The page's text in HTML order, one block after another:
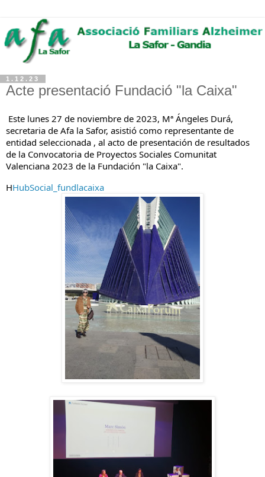
1.12.23
Acte presentació Fundació "la Caixa"
Este lunes 27 de noviembre de 2023, Mª Ángeles Durá,
secretaria de Afa la Safor, asistió como representante de
entidad seleccionada , al acto de presentación de resultados
de la Convocatoria de Proyectos Sociales Comunitat
Valenciana 2023 de la Fundación "la Caixa".
HHubSocial_fundlacaixa